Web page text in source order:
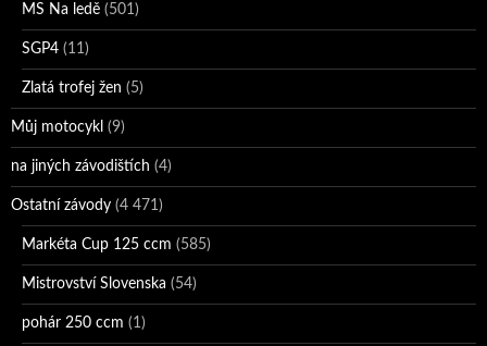
MS Na ledě (501)
SGP4 (11)
Zlatá trofej žen (5)
Můj motocykl (9)
na jiných závodištích (4)
Ostatní závody (4 471)
Markéta Cup 125 ccm (585)
Mistrovství Slovenska (54)
pohár 250 ccm (1)